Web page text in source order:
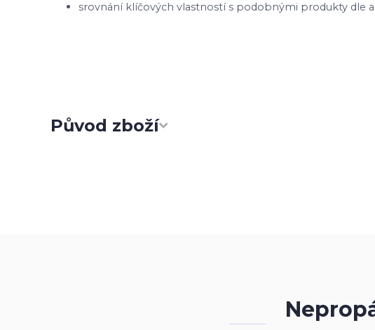
srovnání klíčových vlastností s podobnými produkty dle
Původ zboží